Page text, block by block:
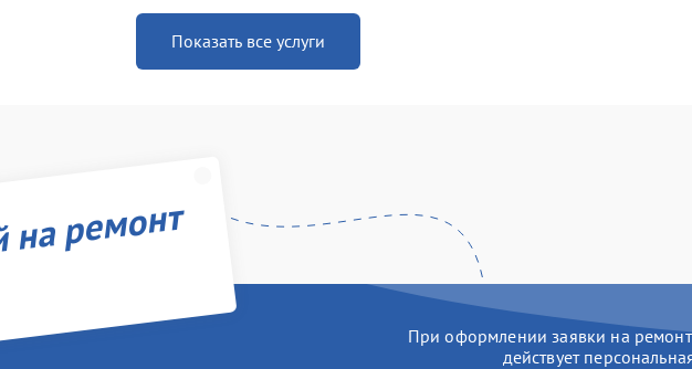
Показать все услуги
ремонт
При оформлении заявки на ремонт
действует